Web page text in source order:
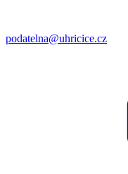
podatelna@uhricice.cz